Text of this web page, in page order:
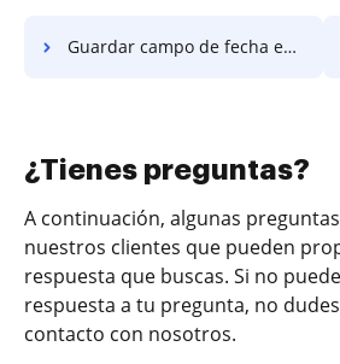
Guardar campo de fecha en PDF en Xiaomi
¿Tienes preguntas?
A continuación, algunas
nuestros clientes que pueden
respuesta que buscas. Si no
respuesta a tu pregunta, no
contacto con nosotros.